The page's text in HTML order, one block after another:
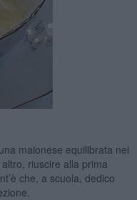
maionese equilibrata nei
riuscire alla prima
che, a scuola, dedico